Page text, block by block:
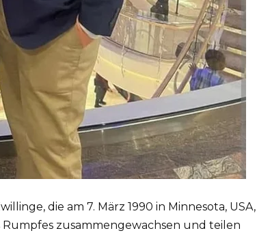
die am 7. März 1990 in Minnesota, USA,
zusammengewachsen und teilen